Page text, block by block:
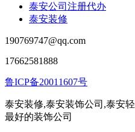
泰安公司注册代办
泰安装修
190769747@qq.com
17662581888
鲁ICP备20011607号
泰安装修,泰安装饰公司,泰安
最好的装饰公司